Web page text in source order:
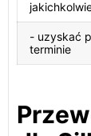
- uzyskać
terminie